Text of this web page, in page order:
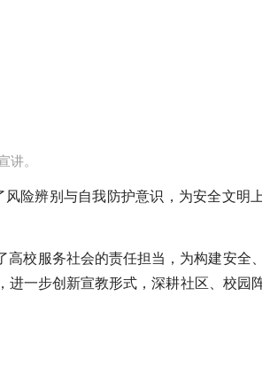
讲​。
险辨别与自我防护意识，为安全文明
校服务社会的责任担当，为构建安全
一步创新宣教形式，深耕社区、校园